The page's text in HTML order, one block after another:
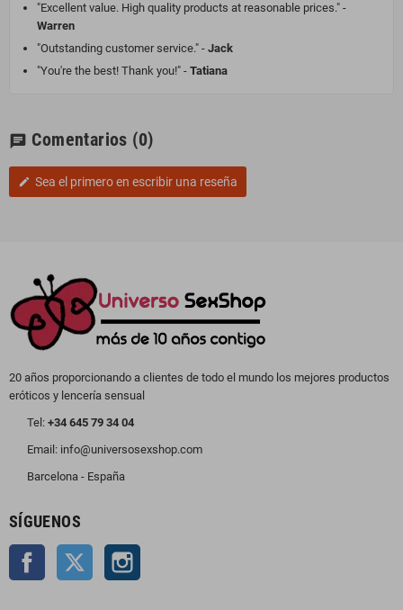
"Excellent value. High quality products at reasonable prices." -
Warren
"Outstanding customer service." - Jack
"You're the best! Thank you!" - Tatiana
chat Comentarios (0)
edit Sea el primero en escribir una reseña
20 años proporcionando a clientes de todo el mundo los mejores productos
eróticos y lencería sensual
Tel: +34 645 79 34 04
Email: info@universosexshop.com
Barcelona - España
SÍGUENOS
Facebook Twitter